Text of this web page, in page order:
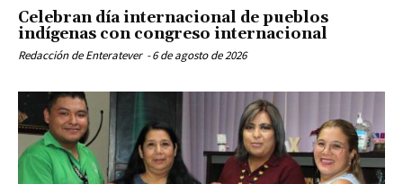
Celebran día internacional de pueblos
indígenas con congreso internacional
Redacción de Enteratever -6 de agosto de 2026